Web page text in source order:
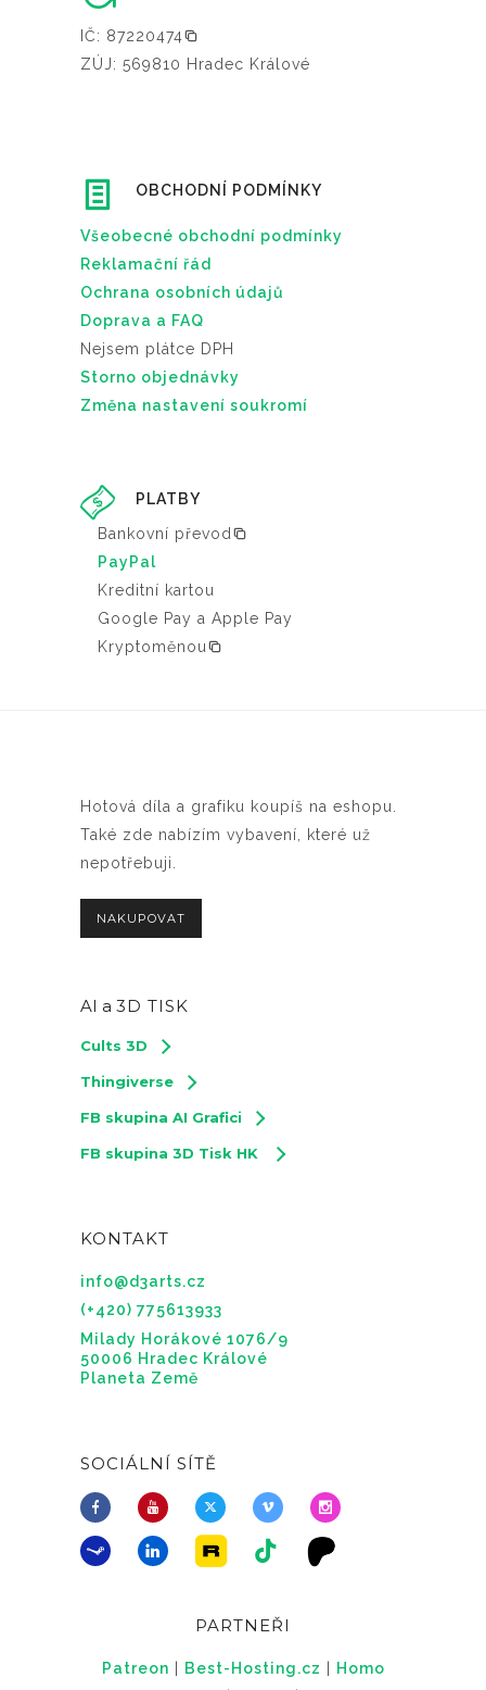
IČ: 87220474
ZÚJ: 569810 Hradec Králové
OBCHODNÍ PODMÍNKY
Všeobecné obchodní podmínky
Reklamační řád
Ochrana osobních údajů
Doprava a FAQ
Nejsem plátce DPH
Storno objednávky
Změna nastavení soukromí
PLATBY
Bankovní převod
PayPal
Kreditní kartou
Google Pay a Apple Pay
Kryptoměnou
Hotová díla a grafiku koupíš na eshopu.
Také zde nabízím vybavení, které už
nepotřebuji.
NAKUPOVAT
AI a 3D TISK
Cults 3D
Thingiverse
FB skupina AI Grafici
FB skupina 3D Tisk HK
KONTAKT
info@d3arts.cz
(+420) 775613933
Milady Horákové 1076/9
50006 Hradec Králové
Planeta Země
SOCIÁLNÍ SÍTĚ
PARTNEŘI
Patreon Best-Hosting.cz
Homo